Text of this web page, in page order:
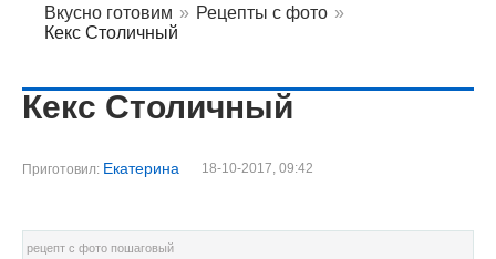
Вкусно готовим » Рецепты с фото »
Кекс Столичный
Кекс Столичный
Приготовил: Екатерина 18-10-2017, 09:42
рецепт с фото пошаговый